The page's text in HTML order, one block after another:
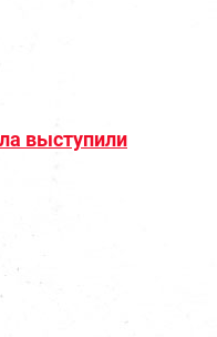
выступили